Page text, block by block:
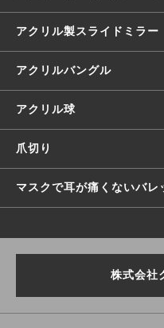
アクリル製スライドミラー
アクリルバングル
アクリル球
爪切り
マスクで耳が痛くないバレ
株式会社